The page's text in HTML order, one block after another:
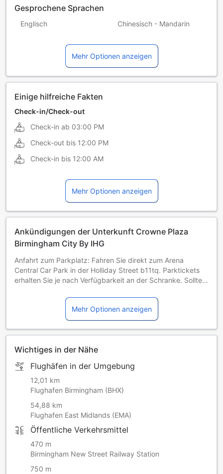
Gesprochene Sprachen
Englisch Chinesisch - Mandarin
Mehr Optionen anzeigen
Einige hilfreiche Fakten
Check-in/Check-out
Check-in ab 03:00 PM
Check-out bis 12:00 PM
Check-in bis 12:00 AM
Mehr Optionen anzeigen
Ankündigungen der Unterkunft Crowne Plaza
Birmingham City By IHG
Anfahrt zum Parkplatz: Fahren Sie direkt zum Arena
Central Car Park in der Holliday Street b11tq. Parktickets
erhalten Sie je nach Verfügbarkeit an der Schranke. Sollte
weitere Parkmöglichkeiten informiert. Bitte beachten Sie,
dass immer ein Aufpreis fällig wird.
Mehr Optionen anzeigen
Wichtiges in der Nähe
Flughäfen in der Umgebung
12,01 km
Flughafen Birmingham (BHX)
54,88 km
Flughafen East Midlands (EMA)
Öffentliche Verkehrsmittel
470 m
Birmingham New Street Railway Station
750 m